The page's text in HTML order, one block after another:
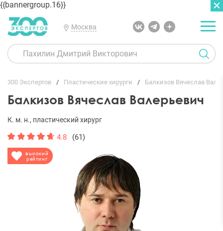
{{bannergroup.16}}
Москва
300 Экспертов Пластические хирурги Балкизов Вячеслав
Балкизов Вячеслав Валерьевич
высокий
рейтинг
К. м. н., пластический хирург
4.8 (61)
ГЛАВНАЯ ОТЗЫВЫ